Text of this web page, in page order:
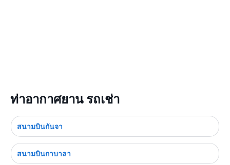
ท่าอากาศยาน รถเช่า
สนามบินกันจา
สนามบินกาบาลา